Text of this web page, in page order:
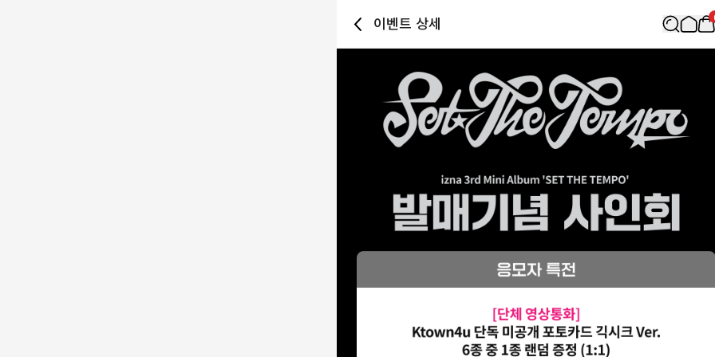
이벤트 상세